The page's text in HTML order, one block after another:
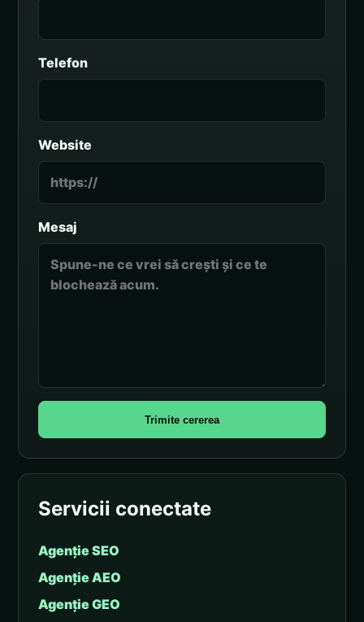
Telefon
Website
Mesaj
Trimite cererea
Servicii conectate
Agenție SEO
Agenție AEO
Agenție GEO